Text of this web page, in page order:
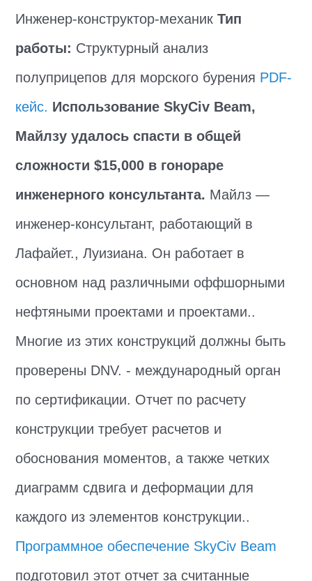
Инженер-конструктор-механикТип
работы: Структурный анализ
полуприцепов для морского бурения PDF-
кейс. Использование SkyCiv Beam,
Майлзу удалось спасти в общей
сложности $15,000 в гонораре
инженерного консультанта. Майлз —
инженер-консультант, работающий в
Лафайет., Луизиана. Он работает в
основном над различными оффшорными
нефтяными проектами и проектами..
Многие из этих конструкций должны быть
проверены DNV. - международный орган
по сертификации. Отчет по расчету
конструкции требует расчетов и
обоснования моментов, а также четких
диаграмм сдвига и деформации для
каждого из элементов конструкции..
Программное обеспечение SkyCiv Beam
подготовил этот отчет за считанные